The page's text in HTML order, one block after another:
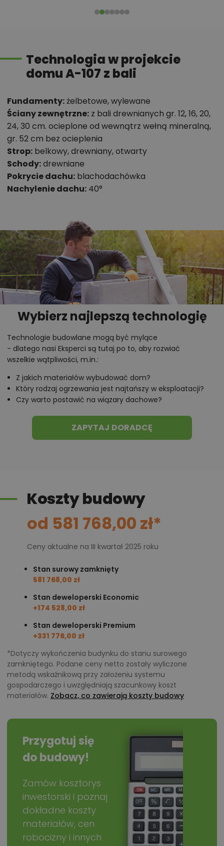
Technologia w projekcie
domu A-107 z bali
Fundamenty:żelbetowe, wylewane
Ściany zewnętrzne: z bali drewnianych gr. 12, 16, 20,
24, 30 cm. ocieplone od wewnątrz wełną mineralną,
gr. 52 cm bez ocieplenia
Strop: belkowy, drewniany, otwarty
Schody:drewniane
Pokrycie dachu: blachodachówka
Nachylenie dachu: 40°
Wybierz najlepszą technologię
Technologie budowlane mogą być mylące
- dlatego nasi Eksperci są tutaj po to, aby rozwiać
wszelkie wątpliwości, m.in.:
Z jakich materiałów wybudować dom?
Który rodzaj ogrzewania jest najtańszy w eksploatacji?
Czy warto postawić na wiązary dachowe?
ZAPYTAJ DORADCĘ
Koszty budowy
od 581 768,00 zł*
Ceny aktualne na III kwartał 2025 roku
Stan surowy zamknięty
581 768,00 zł
Stan deweloperski Economic
+174 528,00 zł
Stan deweloperski Premium
+331 776,00 zł
*Dotyczy wykończenia budynku do stanu surowego
zamkniętego. Podane ceny netto zostały wyliczone
metodą wskaźnikową przy założeniu systemu
gospodarczego i uwzględniają szacunkowy koszt
materiałów. Zobacz, co zawierają koszty budowy
Przygotuj się
do budowy!
Zamów kosztorys
inwestorski i poznaj
dokładne koszty
materiałów, cen
robocizny i innych